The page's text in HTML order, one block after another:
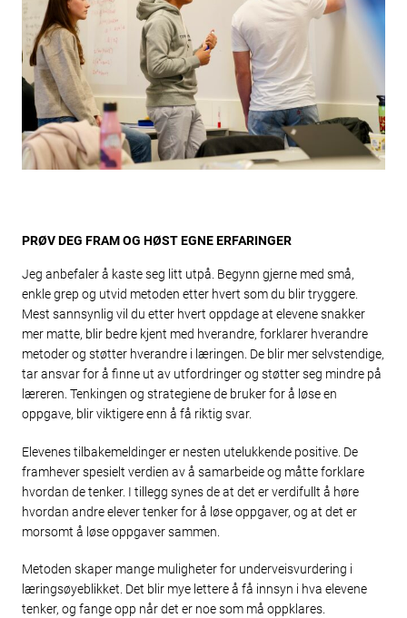
PRØV DEG FRAM OG HØST EGNE ERFARINGER
Jeg anbefaler å kaste seg litt utpå. Begynn gjerne med små,
enkle grep og utvid metoden etter hvert som du blir tryggere.
Mest sannsynlig vil du etter hvert oppdage at elevene snakker
mer matte, blir bedre kjent med hverandre, forklarer hverandre
metoder og støtter hverandre i læringen. De blir mer selvstendige,
tar ansvar for å finne ut av utfordringer og støtter seg mindre på
læreren. Tenkingen og strategiene de bruker for å løse en
oppgave, blir viktigere enn å få riktig svar.
Elevenes tilbakemeldinger er nesten utelukkende positive. De
framhever spesielt verdien av å samarbeide og måtte forklare
hvordan de tenker. I tillegg synes de at det er verdifullt å høre
hvordan andre elever tenker for å løse oppgaver, og at det er
morsomt å løse oppgaver sammen.
Metoden skaper mange muligheter for underveisvurdering i
læringsøyeblikket. Det blir mye lettere å få innsyn i hva elevene
tenker, og fange opp når det er noe som må oppklares.